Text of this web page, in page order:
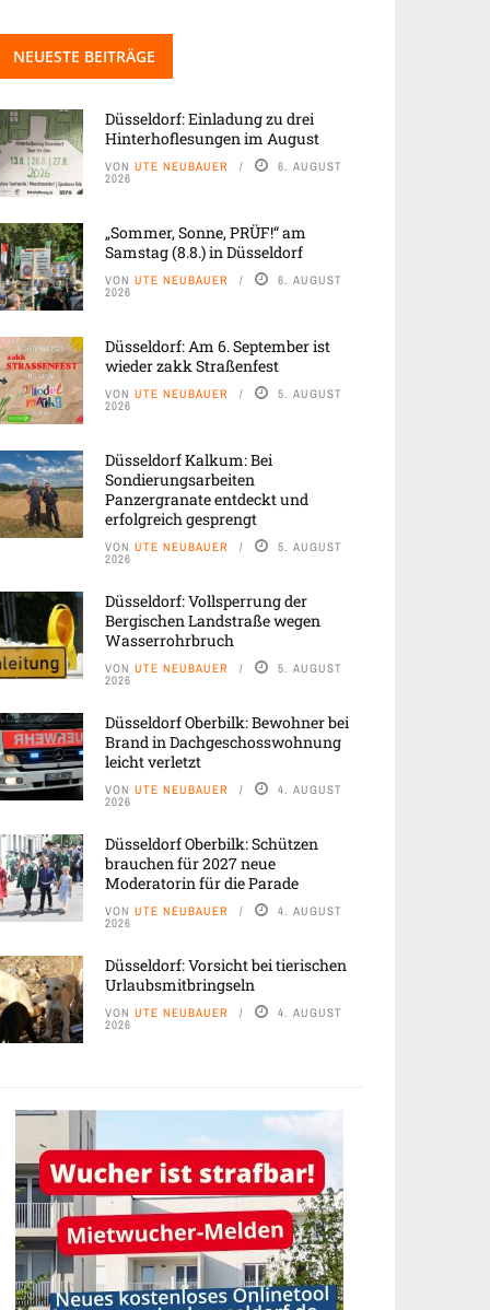
NEUESTE BEITRÄGE
Düsseldorf: Einladung zu drei
Hinterhoflesungen im August
VON UTE NEUBAUER 6. AUGUST
2026
„Sommer, Sonne, PRÜF!“ am
Samstag (8.8.) in Düsseldorf
VON UTE NEUBAUER 6. AUGUST
2026
Düsseldorf: Am 6. September ist
wieder zakk Straßenfest
VON UTE NEUBAUER 5. AUGUST
2026
Düsseldorf Kalkum: Bei
Sondierungsarbeiten
Panzergranate entdeckt und
erfolgreich gesprengt
VON UTE NEUBAUER 5. AUGUST
2026
Düsseldorf: Vollsperrung der
Bergischen Landstraße wegen
Wasserrohrbruch
VON UTE NEUBAUER 5. AUGUST
2026
Düsseldorf Oberbilk: Bewohner bei
Brand in Dachgeschosswohnung
leicht verletzt
VON UTE NEUBAUER 4. AUGUST
2026
Düsseldorf Oberbilk: Schützen
brauchen für 2027 neue
Moderatorin für die Parade
VON UTE NEUBAUER 4. AUGUST
2026
Düsseldorf: Vorsicht bei tierischen
Urlaubsmitbringseln
VON UTE NEUBAUER 4. AUGUST
2026